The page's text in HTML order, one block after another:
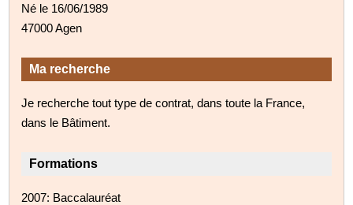
Né le 16/06/1989
47000 Agen
Ma recherche
Je recherche tout type de contrat, dans toute la France,
dans le Bâtiment.
Formations
2007: Baccalauréat